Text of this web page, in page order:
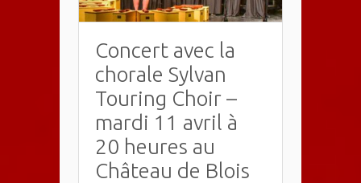
Concert avec la
chorale Sylvan
Touring Choir –
mardi 11 avril à
20 heures au
Château de Blois